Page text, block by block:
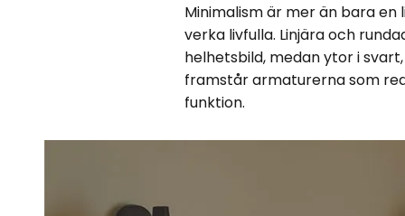
Minimalism är mer än bara
verka livfulla. Linjära och
helhetsbild, medan ytor i
framstår armaturerna som
funktion.